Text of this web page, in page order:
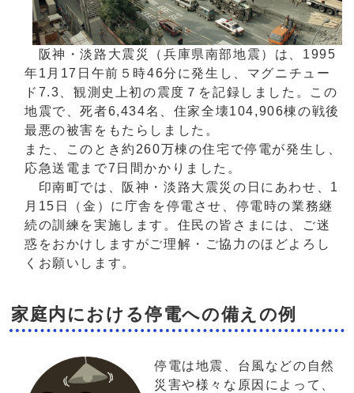
阪神・淡路大震災（兵庫県南部地震）は、1995
年1月17日午前５時46分に発生し、マグニチュー
ド7.3、観測史上初の震度７を記録しました。この
地震で、死者6,434名、住家全壊104,906棟の戦後
最悪の被害をもたらしました。
また、このとき約260万棟の住宅で停電が発生し、
応急送電まで7日間かかりました。
印南町では、阪神・淡路大震災の日にあわせ、1
月15日（金）に庁舎を停電させ、停電時の業務継
続の訓練を実施します。住民の皆さまには、ご迷
惑をおかけしますがご理解・ご協力のほどよろし
くお願いします。
家庭内における停電への備えの例
停電は地震、台風などの自然
災害や様々な原因によって、